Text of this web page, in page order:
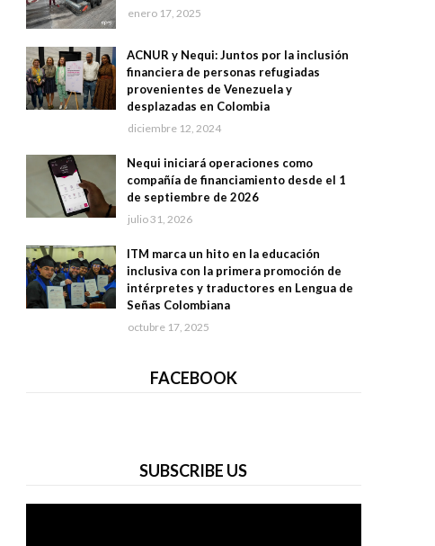
enero 17, 2025
ACNUR y Nequi: Juntos por la inclusión
financiera de personas refugiadas
provenientes de Venezuela y
desplazadas en Colombia
diciembre 12, 2024
Nequi iniciará operaciones como
compañía de financiamiento desde el 1
de septiembre de 2026
julio 31, 2026
ITM marca un hito en la educación
inclusiva con la primera promoción de
intérpretes y traductores en Lengua de
Señas Colombiana
octubre 17, 2025
FACEBOOK
SUBSCRIBE US